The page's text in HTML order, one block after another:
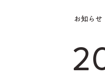
お知らせ